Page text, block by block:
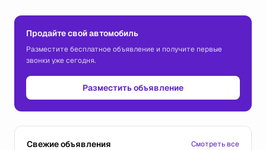
Продайте свой автомобиль
Разместите бесплатное объявление и получите первые
звонки уже сегодня.
Разместить объявление
Свежие объявления Смотреть все